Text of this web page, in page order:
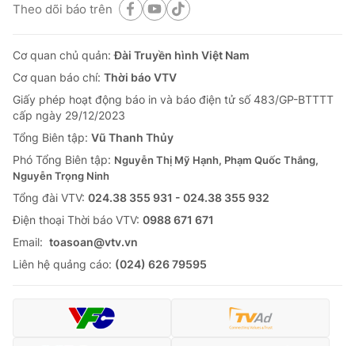
Theo dõi báo trên
Cơ quan chủ quản:Đài Truyền hình Việt Nam
Cơ quan báo chí: Thời báo VTV
Giấy phép hoạt động báo in và báo điện tử số 483/GP-BTTTT
cấp ngày 29/12/2023
Tổng Biên tập: Vũ Thanh Thủy
Phó Tổng Biên tập: Nguyễn Thị Mỹ Hạnh, Phạm Quốc Thắng,
Nguyễn Trọng Ninh
Tổng đài VTV: 024.38 355 931 - 024.38 355 932
Ðiện thoại Thời báo VTV: 0988 671 671
Email: toasoan@vtv.vn
Liên hệ quảng cáo: (024) 626 79595